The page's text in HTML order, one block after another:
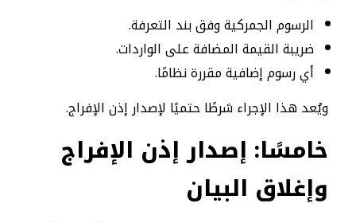
الرسوم الجمركية وفق بند التعرفة.
ضريبة القيمة المضافة على الواردات.
أي رسوم إضافية مقررة نظامًا.
ويُعد هذا الإجراء شرطًا حتميًا لإصدار إذن الإفراج.
خامسًا: إصدار إذن الإفراج
وإغلاق البيان